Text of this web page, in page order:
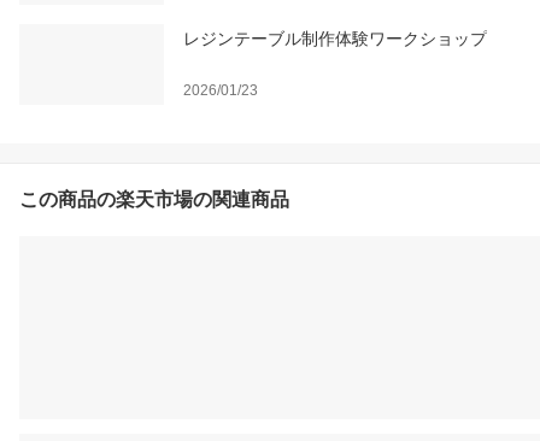
レジンテーブル制作体験ワークショップ
2026/01/23
この商品の楽天市場の関連商品